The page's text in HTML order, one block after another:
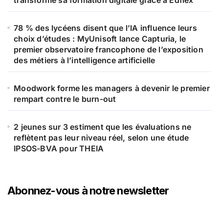
78 % des lycéens disent que l’IA influence leurs
choix d’études : MyUnisoft lance Capturia, le
premier observatoire francophone de l’exposition
des métiers à l’intelligence artificielle
Moodwork forme les managers à devenir le premier
rempart contre le burn-out
2 jeunes sur 3 estiment que les évaluations ne
reflètent pas leur niveau réel, selon une étude
IPSOS-BVA pour THEIA
Abonnez-vous à notre newsletter